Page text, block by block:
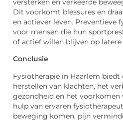
versterken en verkeerde
Dit voorkomt blessures en
en actiever leven. Preventieve
voor mensen die hun
of actief willen blijven op latere
Conclusie
Fysiotherapie in Haarlem biedt
herstellen van klachten, het
gezondheid en het voorkomen
hulp van ervaren
beweging komen, pijn